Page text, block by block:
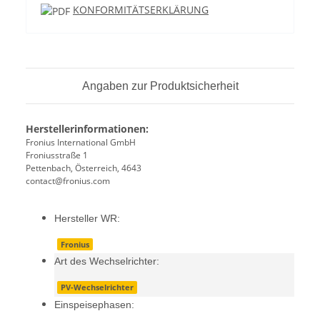
KONFORMITÄTSERKLÄRUNG
Angaben zur Produktsicherheit
Herstellerinformationen:
Fronius International GmbH
Froniusstraße 1
Pettenbach, Österreich, 4643
contact@fronius.com
Hersteller WR:
Fronius
Art des Wechselrichter:
PV-Wechselrichter
Einspeisephasen: